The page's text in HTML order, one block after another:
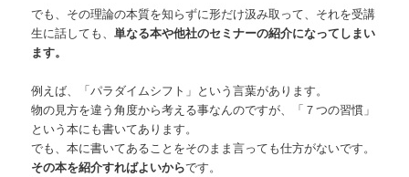
でも、その理論の本質を知らずに形だけ汲み取って、それを受講
生に話しても、単なる本や他社のセミナーの紹介になってしまい
ます。
例えば、「パラダイムシフト」という言葉があります。
物の見方を違う角度から考える事なんのですが、「７つの習慣」
という本にも書いてあります。
でも、本に書いてあることをそのまま言っても仕方がないです。
その本を紹介すればよいからです。